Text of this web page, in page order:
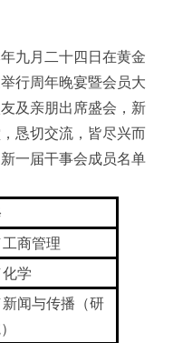
九月二十四日在黄金
行周年晚宴暨会员大
及亲朋出席盛会，新
恳切交流，皆尽兴而
一届干事会成员名单
商管理
学
闻与传播（研